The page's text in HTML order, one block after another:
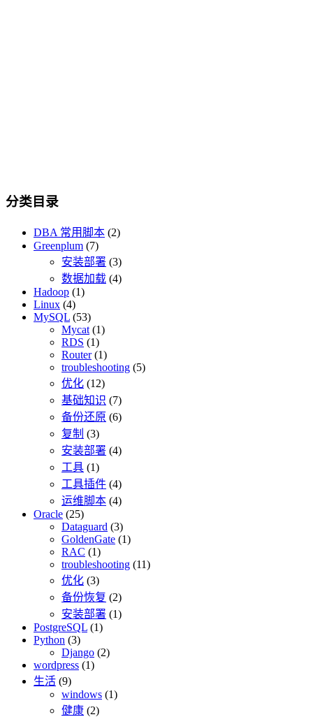
分类目录
DBA 常用脚本 (2)
Greenplum (7)
安装部署 (3)
数据加载 (4)
Hadoop (1)
Linux (4)
MySQL (53)
Mycat (1)
RDS (1)
Router(1)
troubleshooting (5)
优化 (12)
基础知识 (7)
备份还原 (6)
复制 (3)
安装部署 (4)
工具 (1)
工具插件 (4)
运维脚本 (4)
Oracle (25)
Dataguard (3)
GoldenGate (1)
RAC (1)
troubleshooting (11)
优化 (3)
备份恢复 (2)
安装部署 (1)
PostgreSQL (1)
Python (3)
Django (2)
wordpress (1)
生活 (9)
windows (1)
健康 (2)